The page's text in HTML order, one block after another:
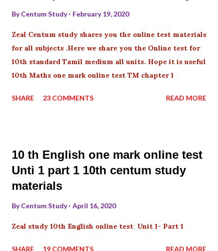
ByCentum Study February 19, 2020
Zeal Centum study shares you the online test materials
for all subjects .Here we share you the Online test for
10th standard Tamil medium all units. Hope it is useful
10th Maths one mark online test TM chapter 1
SHARE 23 COMMENTS READ MORE
10 th English one mark online test
Unti 1 part 1 10th centum study
materials
ByCentum Study April 16, 2020
Zeal study 10th English online test Unit 1- Part 1
SHARE 19 COMMENTS READ MORE